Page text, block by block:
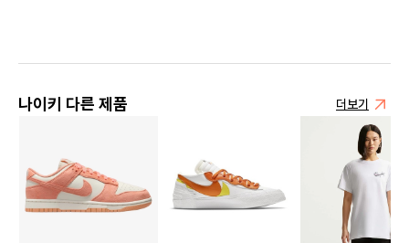
나이키 다른 제품 더보기